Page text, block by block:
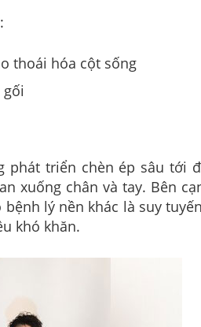
thoái hóa cột sống
phát triển chèn ép sâu tới
xuống chân và tay. Bên
lý nền khác là suy
khó khăn.